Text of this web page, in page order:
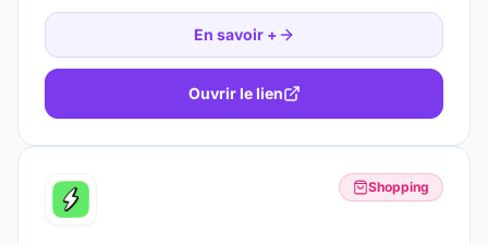
En savoir +
Ouvrir le lien
Shopping